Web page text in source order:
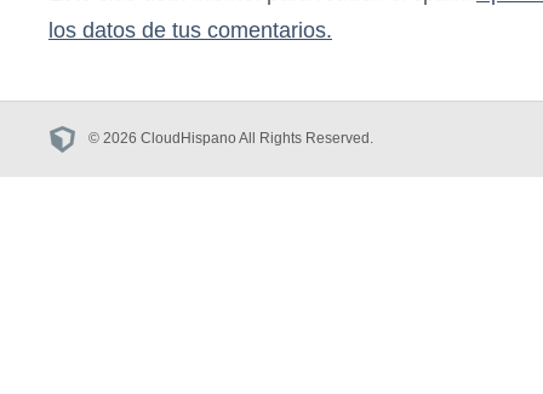
los datos de tus comentarios.
© 2026 CloudHispano All Rights Reserved.